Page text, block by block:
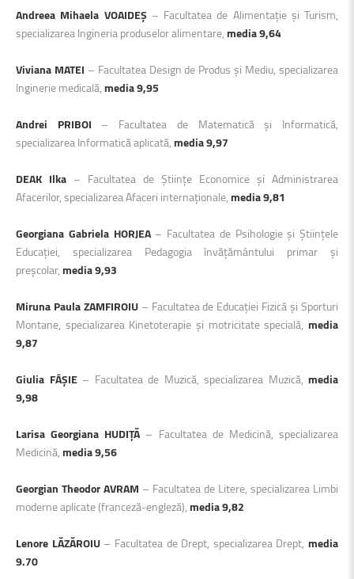
Andreea Mihaela VOAIDEȘ – Facultatea de Alimentație și Turism,
specializarea Ingineria produselor alimentare,media 9,64
Viviana MATEI – Facultatea Design de Produs și Mediu, specializarea
Inginerie medicală,media 9,95
Andrei PRIBOI – Facultatea de Matematică și Informatică,
specializarea Informatică aplicată,media 9,97
DEAK Ilka – Facultatea de Științe Economice și Administrarea
Afacerilor, specializarea Afaceri internaționale,media 9,81
Georgiana Gabriela HORJEA– Facultatea de Psihologie și Științele
Educației, specializarea Pedagogia învățământului primar și
preșcolar,media 9,93
Miruna Paula ZAMFIROIU– Facultatea de Educației Fizică și Sporturi
Montane, specializarea Kinetoterapie și motricitate specială, media
9,87
Giulia FÂȘIE– Facultatea de Muzică, specializarea Muzică, media
9,98
Larisa Georgiana HUDIȚĂ – Facultatea de Medicină, specializarea
Medicină,media 9,56
Georgian Theodor AVRAM – Facultatea de Litere, specializarea Limbi
moderne aplicate (franceză-engleză),media 9,82
Lenore LĂZĂROIU– Facultatea de Drept, specializarea Drept, media
9.70